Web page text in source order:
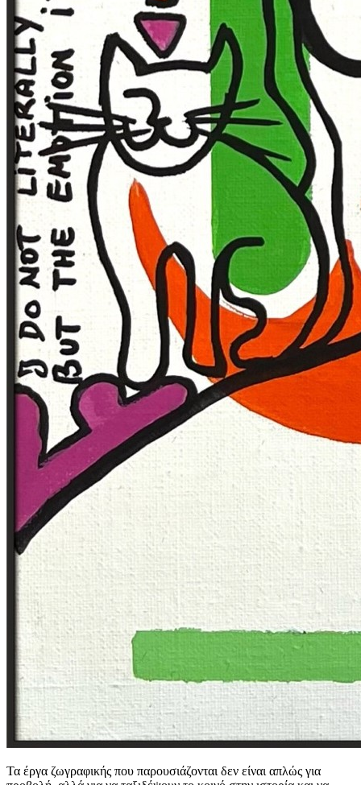
Τα έργα ζωγραφικής που παρουσιάζονται δεν είναι απλώς για